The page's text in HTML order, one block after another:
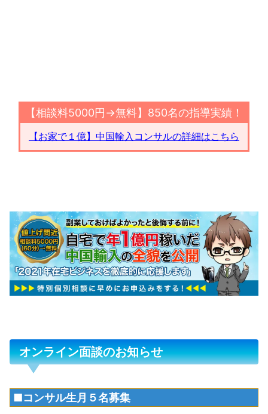
【相談料5000円→無料】850名の指導実績！
【お家で１億】中国輸入コンサルの詳細はこちら
オンライン面談のお知らせ
■コンサル生月５名募集